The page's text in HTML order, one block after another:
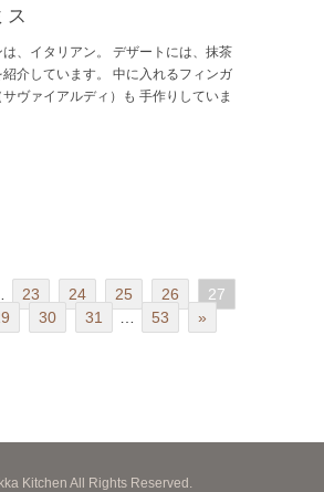
ス
、イタリアン。 デザートには、抹茶
介しています。 中に入れるフィンガ
ヴァイアルディ）も 手作りしていま
23 24 25 26
27
30 31 53 »
Kitchen All Rights Reserved.